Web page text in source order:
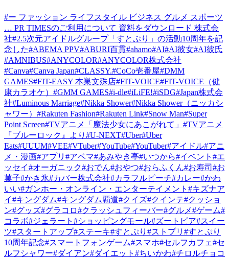
#ー ファッション ライフスタイル ビジネス グルメ スポーツ
… PR TIMESのご利用について 資料をダウンロード 株式会
社#2.5次元アイドルグループ「すとぷり」の活動10周年を記
念した#ABEMA PPV#ABURI百貫#ahamo#AI#AI彼女#AI彼氏
#AMNIBUS#ANYCOLOR#ANYCOLOR株式会社
#Canva#Canva Japan#CLASSY.#CoCo壱番屋#DMM
GAMES#FIT-EASY 本巣文殊店#FIT-VOICE#FIT-VOICE（健
康カラオケ） #GMM GAMES#i-dle#iLiFE!#iSDG#Japan株式会
社#Luminous Marriage#Nikka Shower#Nikka Shower（ニッカシ
ャワー） #Rakuten Fashion#Rakuten Link#Snow Man#Super
Point Screen#TVアニメ「魔法少女にあこがれて」 #TVアニメ
『ブルーロック』より #U-NEXT#Uber#Uber
Eats#UUUM#VEE#VTuber#YouTube#YouTuber#アイドル#アニ
メ・漫画#アプリ #アベマ#あみやき亭#いつから#イベント #エ
ッセイ#オーガニック#おでん#おやつ#おらふくん#お寿司 #お
菓子#かき氷#カバー株式会社#カラフルピーチ#カレー#かわ
いい#ガンホー・オンライン・エンターテイメント #キズナア
イ#キングダム#キングダム覇道#クイズ#クインテ#クッショ
ン#グッズ#グラコロ#クラッシュフィーバー#グルメ#ゲーム#
コラボ#ジェラート #ショッピングモール#ズートピア#スイー
ツ#スタートアップ#ステーキ#すとぷり #ストプリ #すとぷり
10周年記念#スマートフォンゲーム#スマホ#セルフカフェ#セ
ルフシャワー#ダイアン#ダイエット #ちいかわ#チロルチョコ